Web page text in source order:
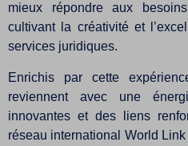
mieux répondre aux
cultivant la créativité et
services juridiques.
Enrichis par cette
reviennent avec une
innovantes et des liens
réseau international World